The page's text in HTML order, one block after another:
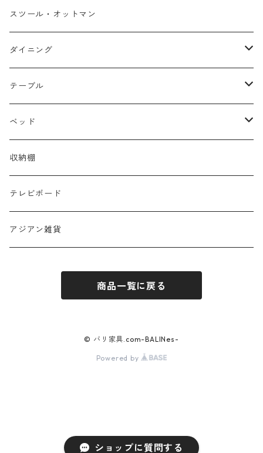
ショップに質問する
１人掛け
２人掛け
３人掛け
カウチソファ
スツール・オットマン
ダイニング
チェア・ベンチ
テーブル
セット
テーブル
ローテーブル
サイドテーブル
デスク・カウンター
ベッド
シングル
セミダブル
ダブル
収納棚
テレビボード
アジアン雑貨
商品一覧に戻る
© バリ家具.com-BALINes-
Powered by